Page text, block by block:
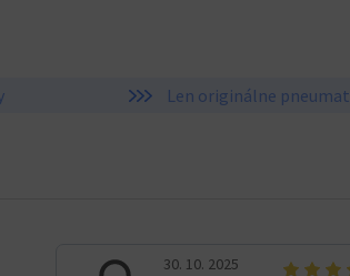
Len originálne
30. 10. 2025